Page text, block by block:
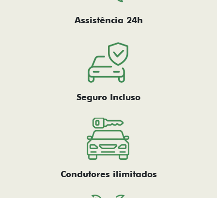
Assistência 24h
Seguro Incluso
Condutores ilimitados